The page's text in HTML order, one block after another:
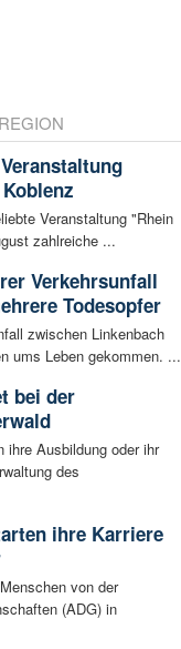
Veranstaltung "Rhein
zahlreiche ...
Verkehrsunfall
Todesopfer
zwischen Linkenbach
ums Leben gekommen. ...
bei der
ihre Ausbildung oder ihr
des
ihre Karriere
von der
(ADG) in